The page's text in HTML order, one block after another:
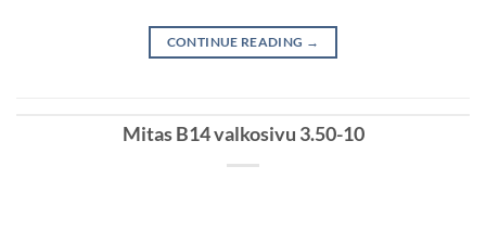
CONTINUE READING →
Mitas B14 valkosivu 3.50-10